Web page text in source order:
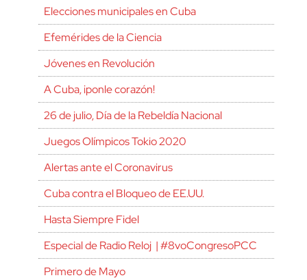
Elecciones municipales en Cuba
Efemérides de la Ciencia
Jóvenes en Revolución
A Cuba, ¡ponle corazón!
26 de julio, Día de la Rebeldía Nacional
Juegos Olímpicos Tokio 2020
Alertas ante el Coronavirus
Cuba contra el Bloqueo de EE.UU.
Hasta Siempre Fidel
Especial de Radio Reloj | #8voCongresoPCC
Primero de Mayo